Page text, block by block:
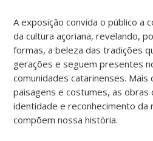
A exposição convida o público a
da cultura açoriana, revelando,
formas, a beleza das tradições
gerações e seguem presentes
comunidades catarinenses.
paisagens e costumes, as
identidade e reconhecimento da
compõem nossa história.